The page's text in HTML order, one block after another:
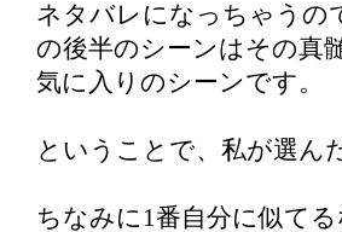
ネタバレになっちゃうの
の後半のシーンはその真
気に入りのシーンです。
ということで、私が選ん
ちなみに1番自分に似て